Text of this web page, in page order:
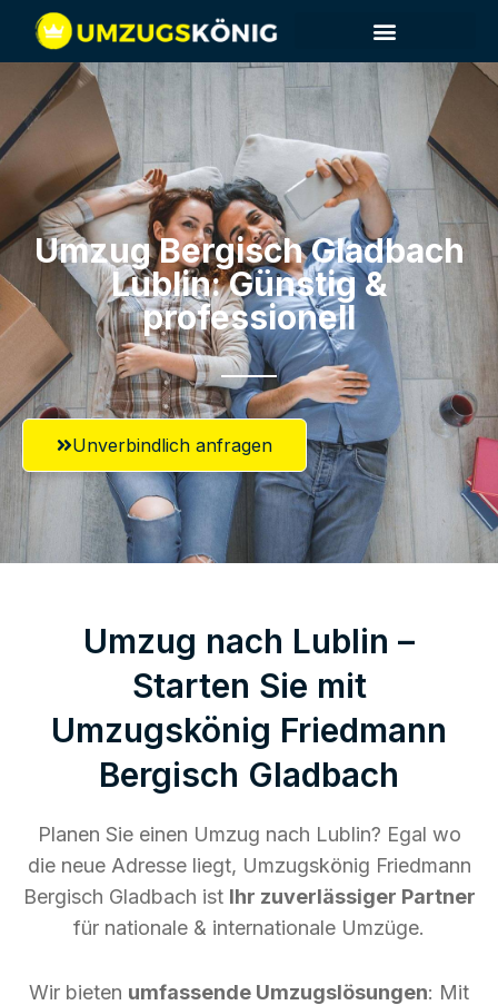
Umzug Bergisch Gladbach​
Lublin: Günstig &
professionell​
Unverbindlich anfragen
Umzug nach Lublin –
Starten Sie mit
Umzugskönig Friedmann
Bergisch Gladbach
Planen Sie einen Umzug nach Lublin? Egal wo
die neue Adresse liegt, Umzugskönig Friedmann
Bergisch Gladbach ist Ihr zuverlässiger Partner
für nationale & internationale Umzüge.
Wir bieten umfassende Umzugslösungen: Mit